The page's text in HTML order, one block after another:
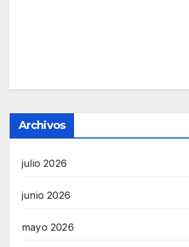
Archivos
julio 2026
junio 2026
mayo 2026